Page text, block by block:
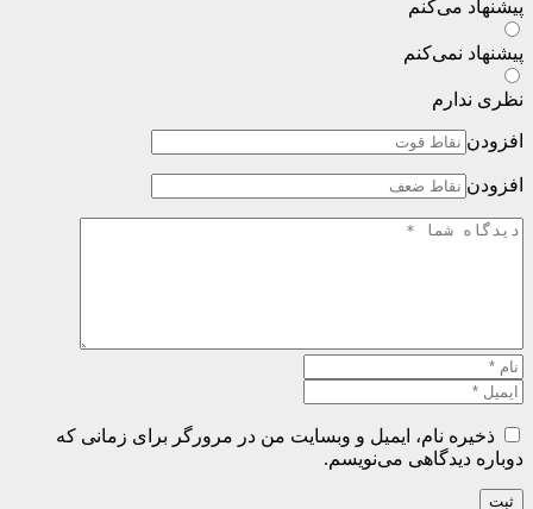
پیشنهاد می‌کنم
پیشنهاد نمی‌کنم
نظری ندارم
افزودن
افزودن
ذخیره نام، ایمیل و وبسایت من در مرورگر برای زمانی که
دوباره دیدگاهی می‌نویسم.
ثبت